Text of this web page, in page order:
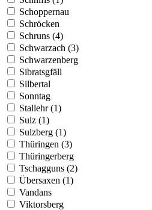
Schoppernau
Schröcken
Schruns (4)
Schwarzach (3)
Schwarzenberg
Sibratsgfäll
Silbertal
Sonntag
Stallehr (1)
Sulz (1)
Sulzberg (1)
Thüringen (3)
Thüringerberg
Tschagguns (2)
Übersaxen (1)
Vandans
Viktorsberg